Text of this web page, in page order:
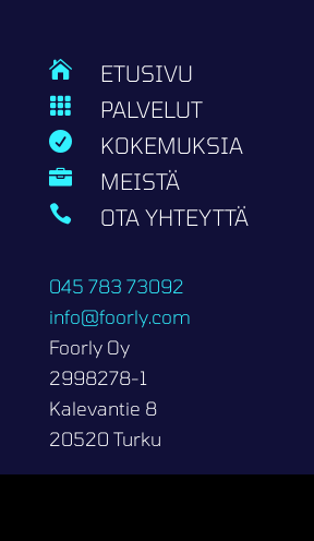
 ETUSIVU
 PALVELUT
 KOKEMUKSIA
 MEISTÄ
 OTA YHTEYTTÄ
045 783 73092
info@foorly.com
Foorly Oy
2998278-1
Kalevantie 8
20520 Turku